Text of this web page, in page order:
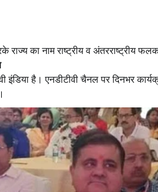
का नाम राष्ट्रीय व अंतरराष्ट्रीय
इंडिया है। एनडीटीवी चैनल पर दिनभर